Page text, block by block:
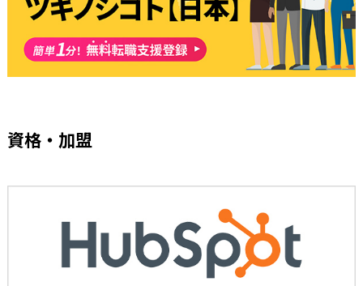
資格・加盟